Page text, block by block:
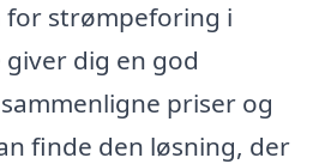
for strømpeforing i
dig en god
priser og
finde den løsning, der